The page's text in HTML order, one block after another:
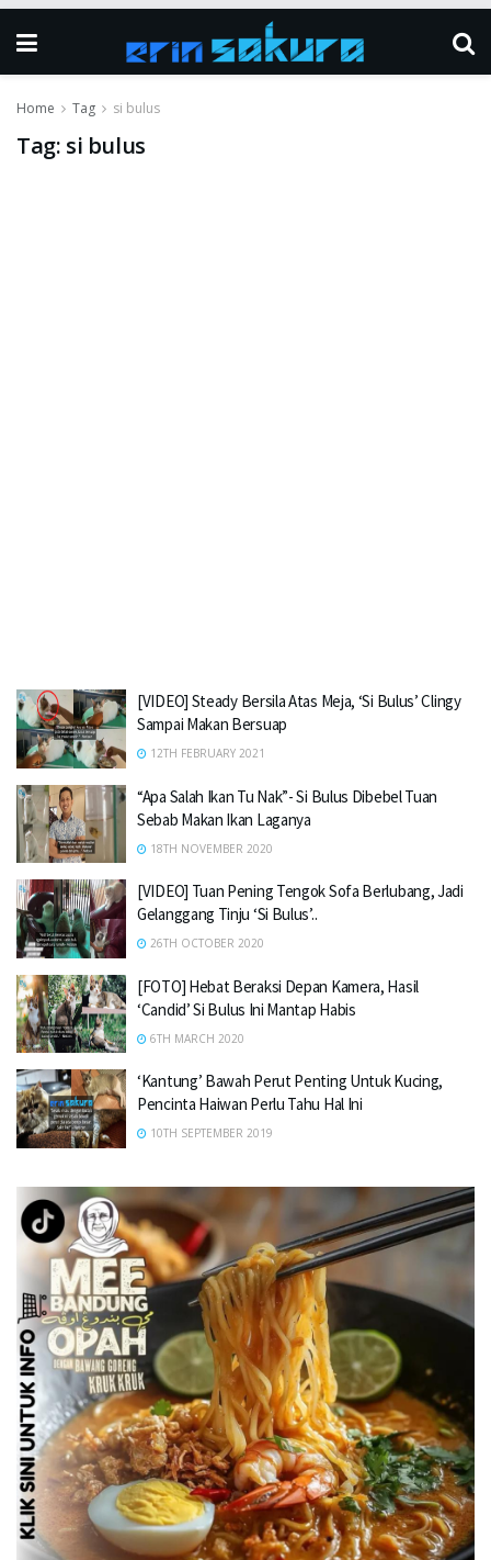
Home Tag si bulus
Tag: si bulus
[VIDEO] Steady Bersila Atas Meja, ‘Si Bulus’ Clingy
Sampai Makan Bersuap
12TH FEBRUARY 2021
“Apa Salah Ikan Tu Nak”- Si Bulus Dibebel Tuan
Sebab Makan Ikan Laganya
18TH NOVEMBER 2020
[VIDEO] Tuan Pening Tengok Sofa Berlubang, Jadi
Gelanggang Tinju ‘Si Bulus’..
26TH OCTOBER 2020
[FOTO] Hebat Beraksi Depan Kamera, Hasil
‘Candid’ Si Bulus Ini Mantap Habis
6TH MARCH 2020
‘Kantung’ Bawah Perut Penting Untuk Kucing,
Pencinta Haiwan Perlu Tahu Hal Ini
10TH SEPTEMBER 2019